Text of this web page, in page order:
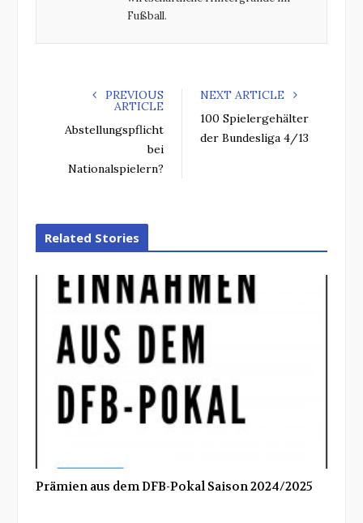
Fußball.
PREVIOUS
ARTICLE
Abstellungspflicht
bei
Nationalspielern?
NEXT ARTICLE
100 Spielergehälter
der Bundesliga 4/13
Related Stories
Prämien aus dem DFB-Pokal Saison 2024/2025